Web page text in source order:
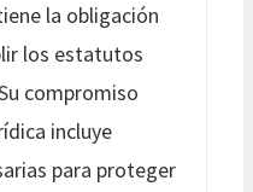
la obligación
los estatutos
compromiso
incluye
para proteger